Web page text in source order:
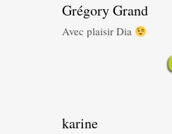
Grégory Grand
Avec plaisir Dia
karine